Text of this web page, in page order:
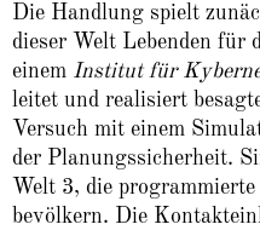
Die Handlung spielt
dieser Welt Lebenden für
einem Institut für
leitet und realisiert
Versuch mit einem
der Planungssicherheit.
Welt 3, die
bevölkern. Die